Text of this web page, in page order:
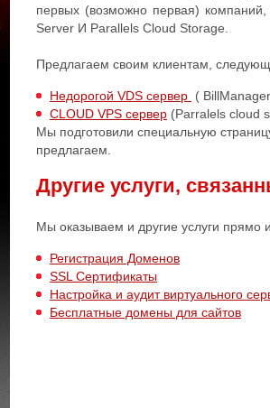
первых (возможно первая)
Server И Parallels Cloud Storage.
Предлагаем своим клиентам,
Недорогой VDS сервер (
CLOUD VPS сервер (Parralels cloud
Мы подготовили специальную
предлагаем.
Другие услуги,
Мы оказываем и другие услуги прямо
Регистрация Доменов
SSL Сертификаты
Настройка и аудит виртуального
Бесплатные домены для сайтов